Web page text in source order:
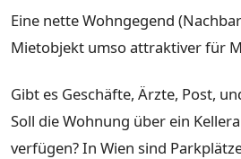
Eine nette Wohngegend
Mietobjekt umso attraktiver für
Gibt es Geschäfte, Ärzte, Post,
Soll die Wohnung über ein
verfügen? In Wien sind